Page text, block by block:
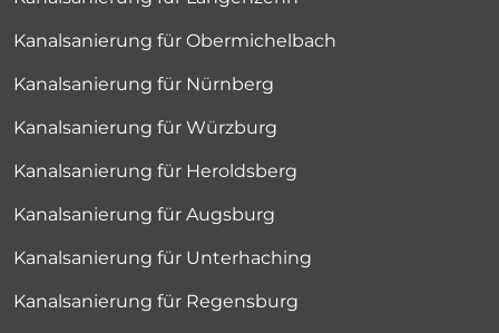
Kanalsanierung für Obermichelbach
Kanalsanierung für Nürnberg
Kanalsanierung für Würzburg
Kanalsanierung für Heroldsberg
Kanalsanierung für Augsburg
Kanalsanierung für Unterhaching
Kanalsanierung für Regensburg